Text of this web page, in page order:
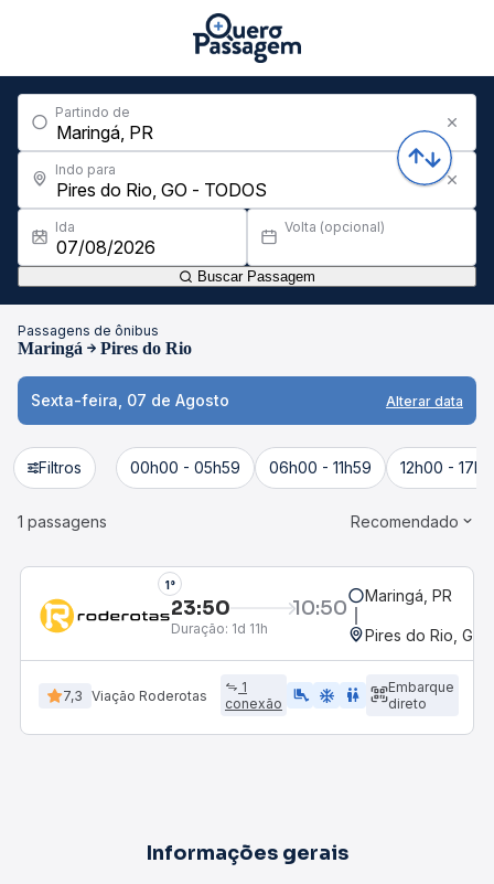
Partindo de
Indo para
Ida Volta (opcional)
Buscar Passagem
Passagens de ônibus
Maringá Pires do Rio
Sexta-feira, 07 de Agosto Alterar data
Filtros 00h00 - 05h59 06h00 - 11h59 12h00 -
1 passagens Recomendado
1°
23:50 10:50
Duração: 1d 11h
Maringá, PR
Pires do Rio, GO
7,3 Viação Roderotas
1
conexão
airline_seat_legroom_extra ac_unit wc
Embarque
direto
Informações gerais